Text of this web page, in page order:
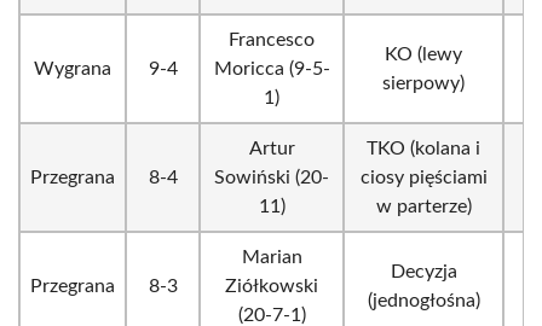
Wygrana 9-4
Francesco
Moricca (9-5-
1)
KO (lewy
sierpowy)
Przegrana 8-4
Artur
Sowiński (20-
11)
TKO (kolana i
ciosy pięściami
w parterze)
Przegrana 8-3
Marian
Ziółkowski
(20-7-1)
Decyzja
(jednogłośna)